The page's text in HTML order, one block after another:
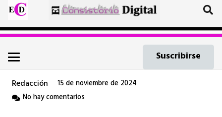
Suscribirse
Redacción
15 de noviembre de 2024
No hay comentarios